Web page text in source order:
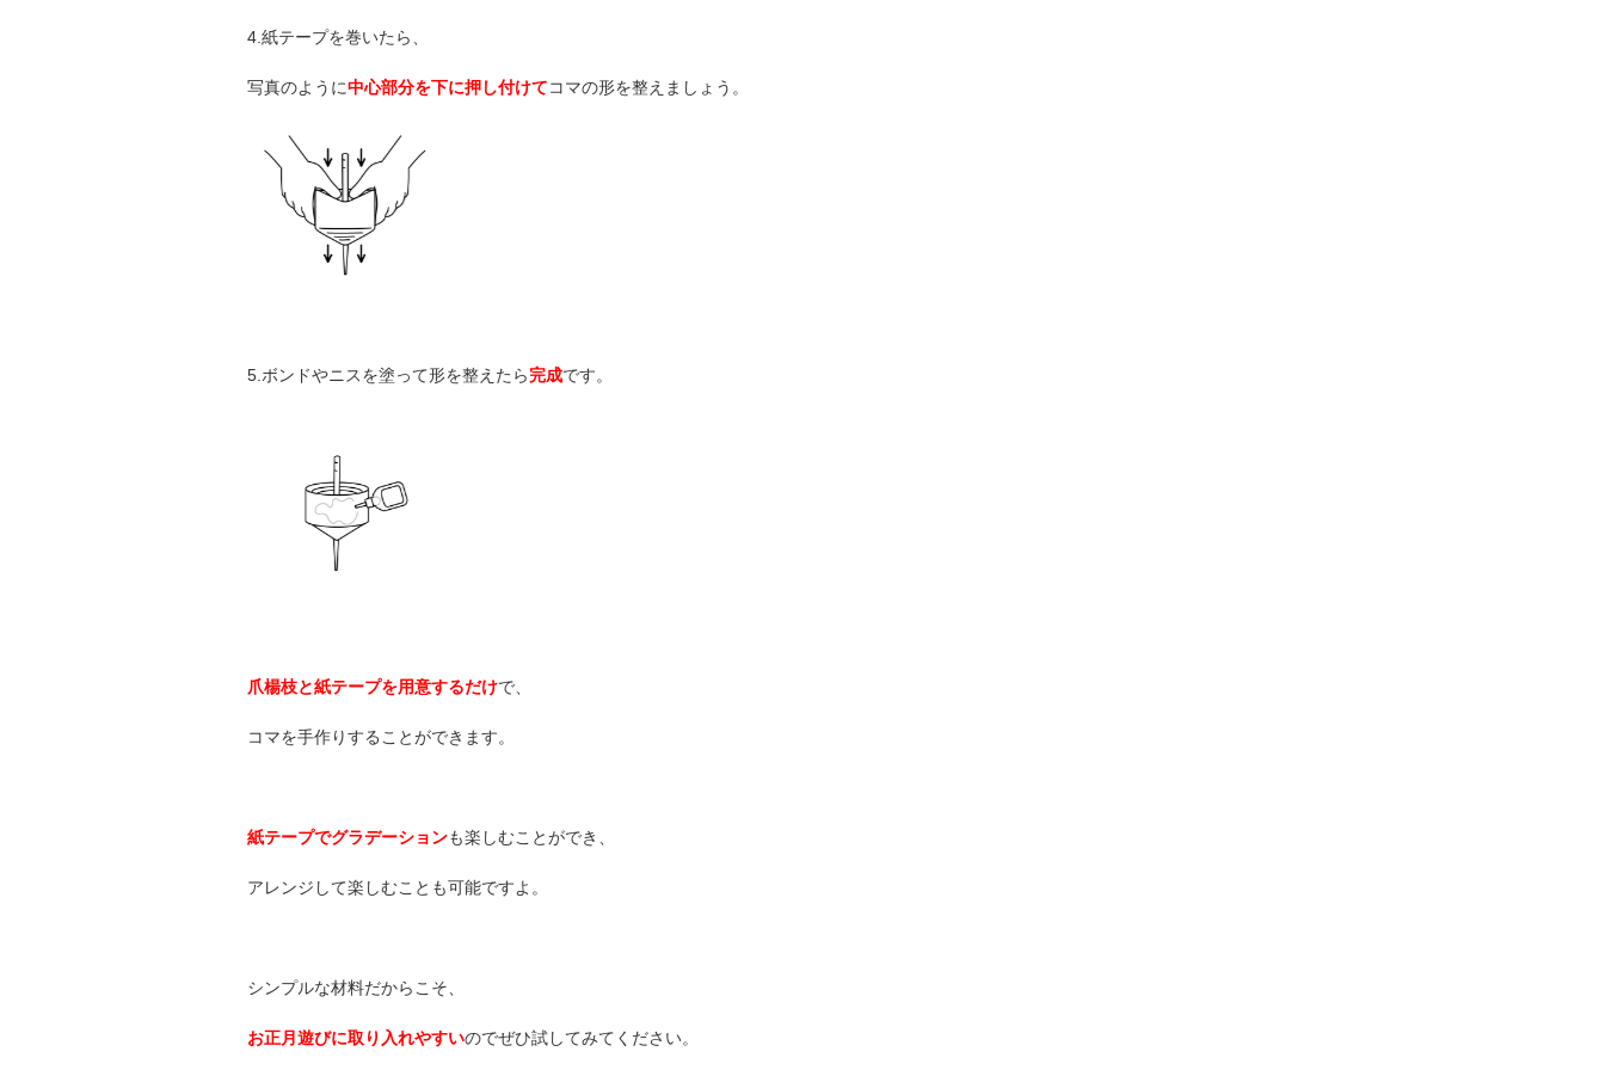
4.紙テープを巻いたら、
写真のように中心部分を下に押し付けてコマの形を整えましょう。
5.ボンドやニスを塗って形を整えたら完成です。
爪楊枝と紙テープを用意するだけで、
コマを手作りすることができます。
紙テープでグラデーションも楽しむことができ、
アレンジして楽しむことも可能ですよ。
シンプルな材料だからこそ、
お正月遊びに取り入れやすいのでぜひ試してみてください。